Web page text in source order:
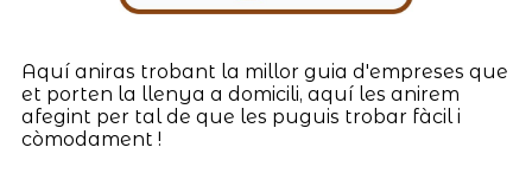
Aquí aniras trobant la millor guia d'empreses que
et porten la llenya a domicili, aquí les anirem
afegint per tal de que les puguis trobar fàcil i
còmodament !